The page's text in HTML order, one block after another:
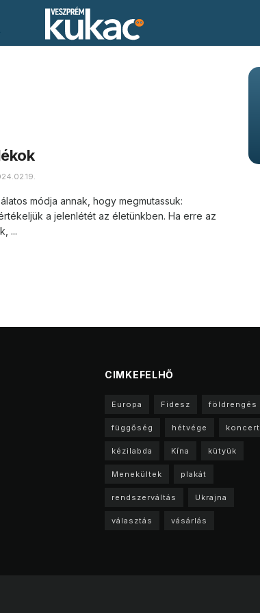
módja annak, hogy megmutassuk:
a jelenlétét az életünkben. Ha erre az
...
CIMKEFELHŐ
Europa Fidesz földrengés
függőség hétvége koncert
kézilabda Kína kütyük
Menekültek plakát
rendszerváltás Ukrajna
választás vásárlás